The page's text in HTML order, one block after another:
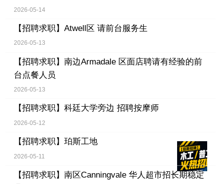
2026-05-14
【招聘求职】 Atwell区 请前台服务生
2026-05-13
【招聘求职】 南边Armadale 区面店聘请有经验的前
台点餐人员
2026-05-13
【招聘求职】 科廷大学旁边 招聘按摩师
2026-05-12
【招聘求职】 珀斯工地
2026-05-11
【招聘求职】 南区Canningvale 华人超市招长期稳定